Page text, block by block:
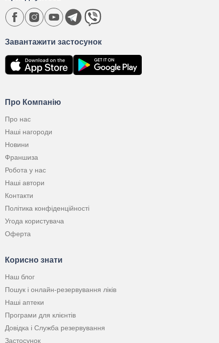
Про Компанію
Про нас
Наші нагороди
Новини
Франшиза
Робота у нас
Наші автори
Контакти
Політика конфіденційності
Угода користувача
Оферта
Корисно знати
Наш блог
Пошук і онлайн-резервування ліків
Наші аптеки
Програми для клієнтів
Довідка і Служба резервування
Застосунок
Завантажити застосунок